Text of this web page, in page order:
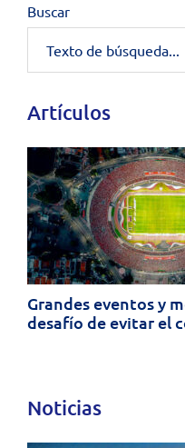
Buscar
Artículos
Grandes eventos y
desafío de evitar el
Noticias